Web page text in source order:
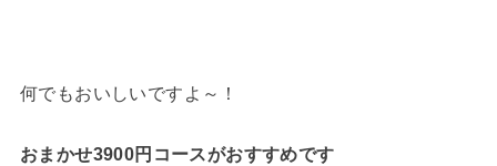
何でもおいしいですよ～！
おまかせ3900円コースがおすすめです